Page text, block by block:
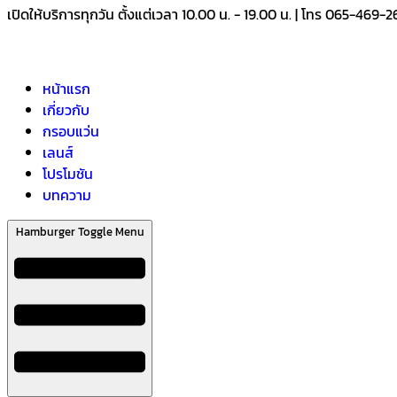
เปิดให้บริการทุกวัน ตั้งแต่เวลา 10.00 น. - 19.00 น. | โทร 065-469-
หน้าแรก
เกี่ยวกับ
กรอบแว่น
เลนส์
โปรโมชัน
บทความ
Hamburger Toggle Menu